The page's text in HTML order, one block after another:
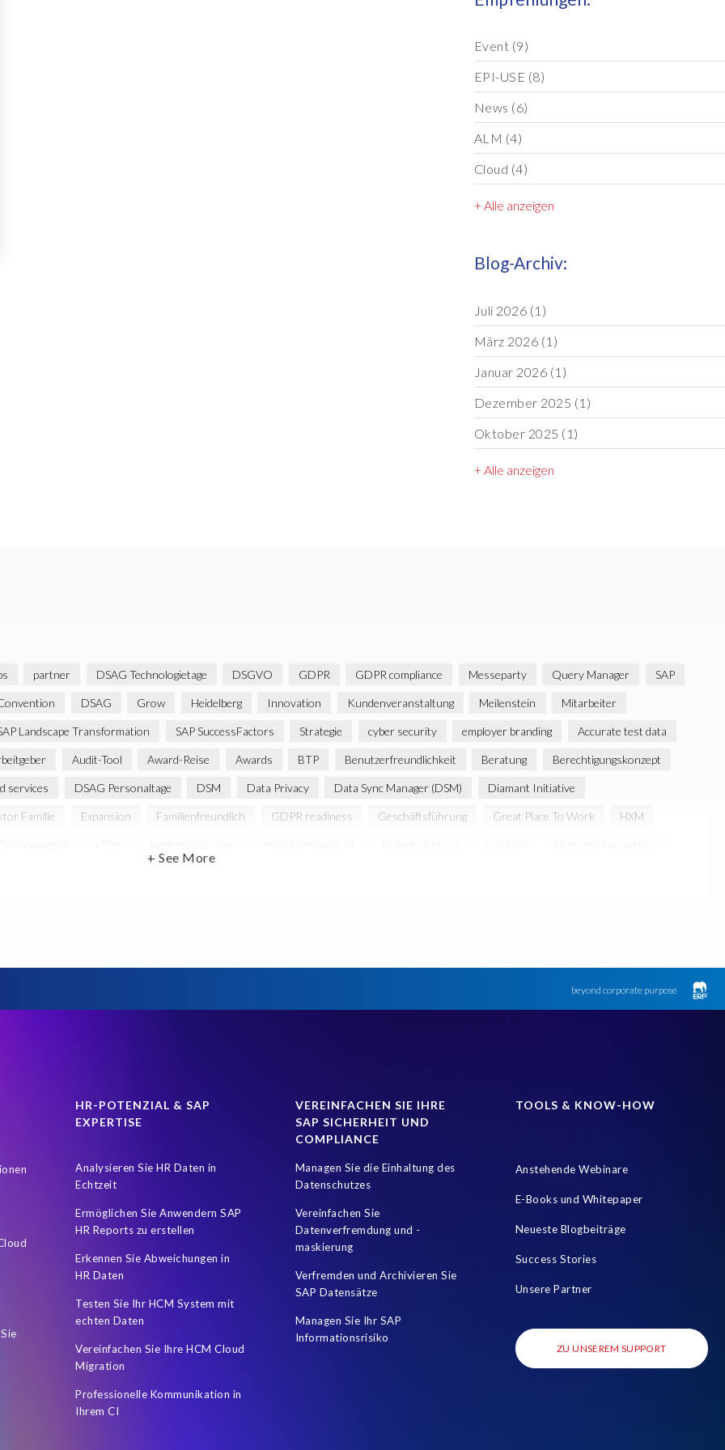
Event (9)
EPI-USE (8)
News (6)
ALM (4)
Cloud (4)
+ Alle anzeigen
Blog-Archiv:
Juli 2026 (1)
März 2026 (1)
Januar 2026 (1)
Dezember 2025 (1)
Oktober 2025 (1)
+ Alle anzeigen
partner DSAG Technologietage DSGVO GDPR GDPR compliance Messeparty Query Manager SAP
DSAG Grow Heidelberg Innovation Kundenveranstaltung Meilenstein Mitarbeiter
Landscape Transformation SAP SuccessFactors Strategie cyber security employer branding Accurate test data
Audit-Tool Award-Reise Awards BTP Benutzerfreundlichkeit Beratung Berechtigungskonzept
services DSAG Personaltage DSM Data Privacy Data Sync Manager (DSM) Diamant Initiative
Familie Expansion Familienfreundlich GDPR readiness Geschäftsführung Great Place To Work HXM
+ See More
beyond corporate purpose
HR-POTENZIAL & SAP
EXPERTISE
Analysieren Sie HR Daten in
Echtzeit
Ermöglichen Sie Anwendern SAP
HR Reports zu erstellen
Erkennen Sie Abweichungen in
HR Daten
Testen Sie Ihr HCM System mit
echten Daten
Vereinfachen Sie Ihre HCM Cloud
Migration
Professionelle Kommunikation in
Ihrem CI
VEREINFACHEN SIE IHRE
SAP SICHERHEIT UND
COMPLIANCE
Managen Sie die Einhaltung des
Datenschutzes
Vereinfachen Sie
Datenverfremdung und -
maskierung
Verfremden und Archivieren Sie
SAP Datensätze
Managen Sie Ihr SAP
Informationsrisiko
TOOLS & KNOW-HOW
Anstehende Webinare
E-Books und Whitepaper
Neueste Blogbeiträge
Success Stories
Unsere Partner
ZU UNSEREM SUPPORT